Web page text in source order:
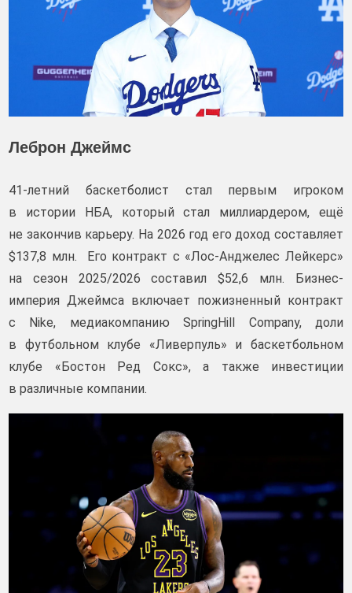
Леброн Джеймс
41-летний баскетболист стал первым игроком
в истории НБА, который стал миллиардером, ещё
не закончив карьеру. На 2026 год его доход составляет
$137,8 млн. Его контракт с «Лос-Анджелес Лейкерс»
на сезон 2025/2026 составил $52,6 млн. Бизнес-
империя Джеймса включает пожизненный контракт
с Nike, медиакомпанию SpringHill Company, доли
в футбольном клубе «Ливерпуль» и баскетбольном
клубе «Бостон Ред Сокс», а также инвестиции
в различные компании.